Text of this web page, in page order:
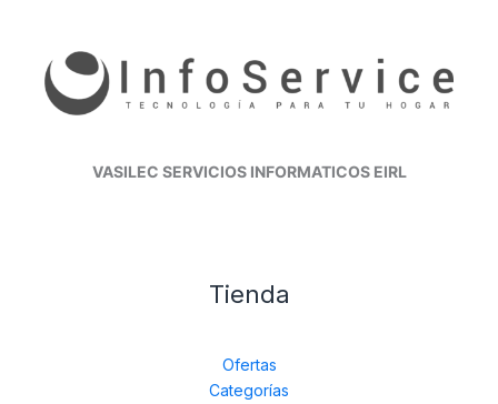
VASILEC SERVICIOS INFORMATICOS EIRL
Tienda
Ofertas
Categorías